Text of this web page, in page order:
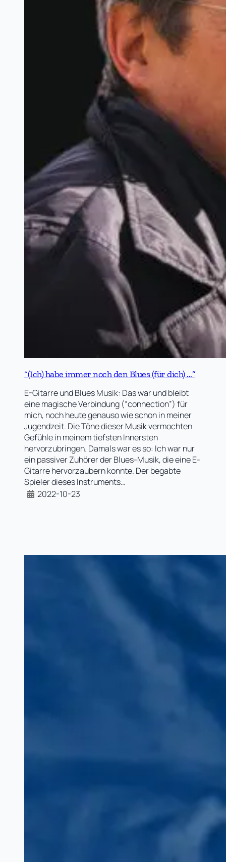
“(Ich) habe immer noch den Blues (für dich) …”
E-Gitarre und Blues Musik: Das war und bleibt
eine magische Verbindung (“connection”) für
mich, noch heute genauso wie schon in meiner
Jugendzeit. Die Töne dieser Musik vermochten
Gefühle in meinem tiefsten Innersten
hervorzubringen. Damals war es so: Ich war nur
ein passiver Zuhörer der Blues-Musik, die eine E-
Gitarre hervorzaubern konnte. Der begabte
Spieler dieses Instruments…
2022-10-23